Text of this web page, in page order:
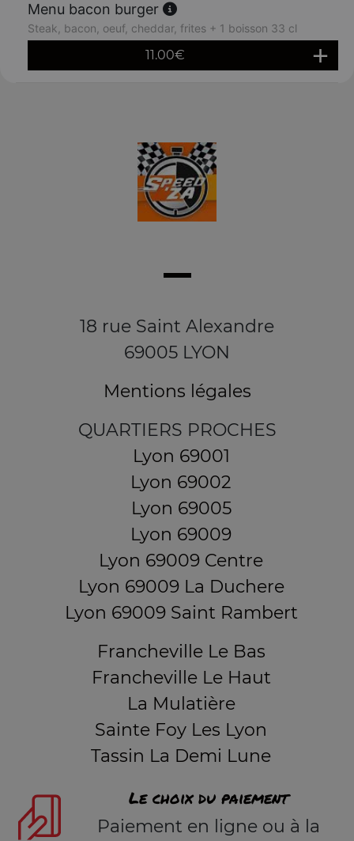
Menu bacon burger
Steak, bacon, oeuf, cheddar, frites + 1 boisson 33 cl
11.00€
18 rue Saint Alexandre
69005 LYON
Mentions légales
QUARTIERS PROCHES
Lyon 69001
Lyon 69002
Lyon 69005
Lyon 69009
Lyon 69009 Centre
Lyon 69009 La Duchere
Lyon 69009 Saint Rambert
Francheville Le Bas
Francheville Le Haut
La Mulatière
Sainte Foy Les Lyon
Tassin La Demi Lune
Le choix du paiement
Paiement en ligne ou à la